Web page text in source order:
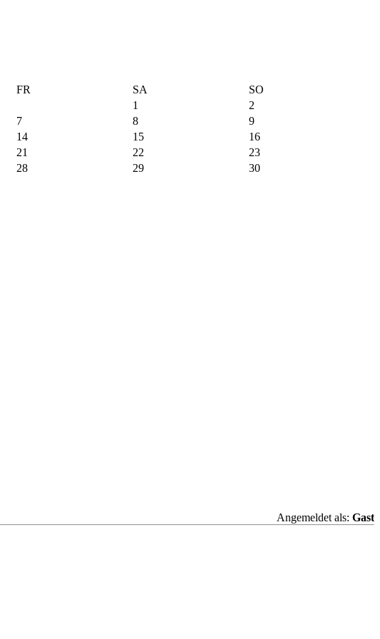
FR SA
SO
1
2
7 8
9
14 15
16
21 22
23
28 29
30
Angemeldet als: Gast